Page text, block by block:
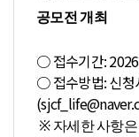
공모전 개최
○ 접수기간:
○ 접수방법: 신청
(
※ 자세한 사항